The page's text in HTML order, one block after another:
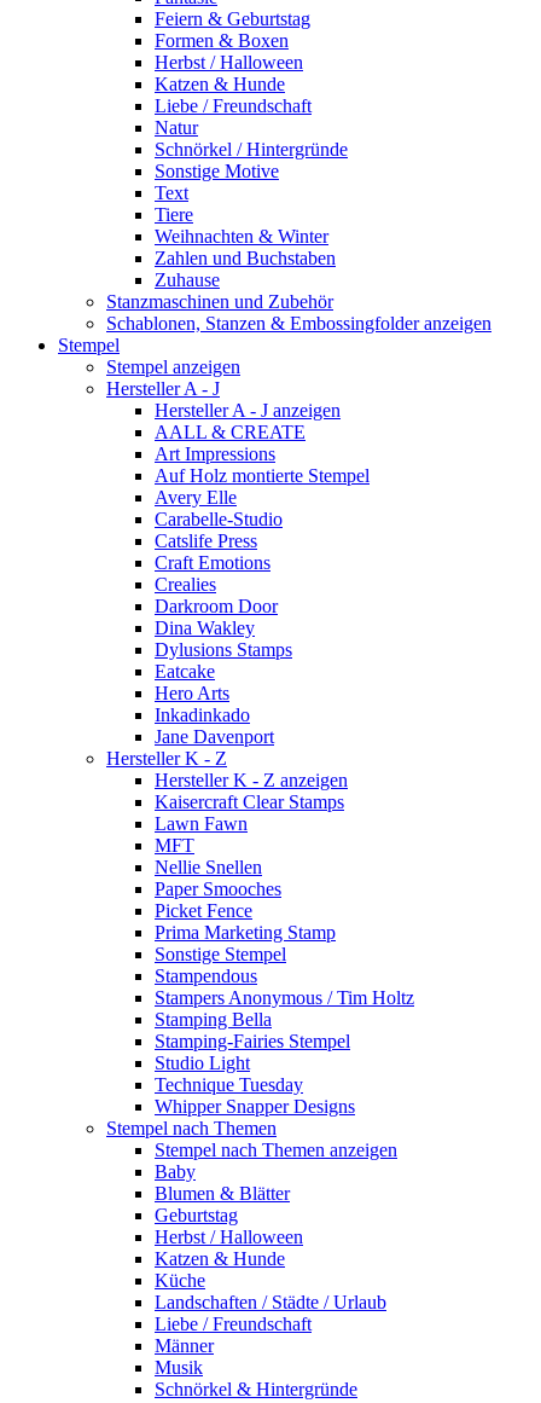
Feiern & Geburtstag
Formen & Boxen
Herbst / Halloween
Katzen & Hunde
Liebe / Freundschaft
Natur
Schnörkel / Hintergründe
Sonstige Motive
Text
Tiere
Weihnachten & Winter
Zahlen und Buchstaben
Zuhause
Stanzmaschinen und Zubehör
Schablonen, Stanzen & Embossingfolder anzeigen
Stempel
Stempel anzeigen
Hersteller A - J
Hersteller A - J anzeigen
AALL & CREATE
Art Impressions
Auf Holz montierte Stempel
Avery Elle
Carabelle-Studio
Catslife Press
Craft Emotions
Crealies
Darkroom Door
Dina Wakley
Dylusions Stamps
Eatcake
Hero Arts
Inkadinkado
Jane Davenport
Hersteller K - Z
Hersteller K - Z anzeigen
Kaisercraft Clear Stamps
Lawn Fawn
MFT
Nellie Snellen
Paper Smooches
Picket Fence
Prima Marketing Stamp
Sonstige Stempel
Stampendous
Stampers Anonymous / Tim Holtz
Stamping Bella
Stamping-Fairies Stempel
Studio Light
Technique Tuesday
Whipper Snapper Designs
Stempel nach Themen
Stempel nach Themen anzeigen
Baby
Blumen & Blätter
Geburtstag
Herbst / Halloween
Katzen & Hunde
Küche
Landschaften / Städte / Urlaub
Liebe / Freundschaft
Männer
Musik
Schnörkel & Hintergründe